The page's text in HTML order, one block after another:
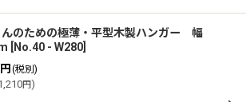
んのための極薄・平型木製ハンガー 幅
No.40 - W280
円 (税別)
円)